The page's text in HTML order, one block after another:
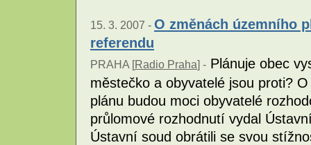
15. 3. 2007 - O změnách územního
referendu
PRAHA [Radio Praha] - Plánuje obec
městečko a obyvatelé jsou proti?
plánu budou moci obyvatelé
průlomové rozhodnutí vydal
Ústavní soud obrátili se svou